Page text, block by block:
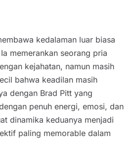
kedalaman luar biasa
memerankan seorang pria
kejahatan, namun masih
bahwa keadilan masih
dengan Brad Pitt yang
penuh energi, emosi, dan
dinamika keduanya menjadi
paling memorable dalam